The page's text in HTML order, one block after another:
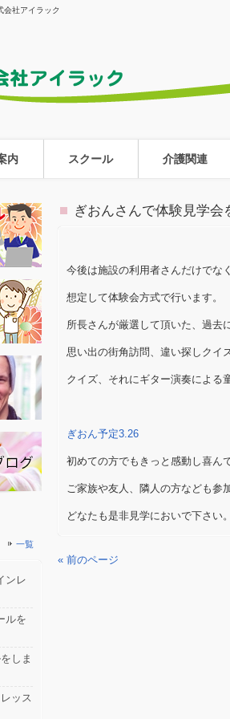
会社アイラック
内 スクール 介護関連
ぎおんさんで体験見学会
今後は施設の利用者さんだけでな
想定して体験会方式で行います。
所長さんが厳選して頂いた、過去
思い出の街角訪問、違い探しクイ
クイズ、それにギター演奏による
ぎおん予定3.26
初めての方でもきっと感動し喜ん
ご家族や友人、隣人の方なども参
どなたも是非見学においで下さい。
« 前のページ
一覧
ンレ
ルを
しま
ッス